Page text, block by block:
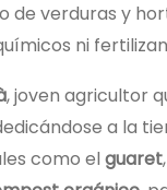
de verduras y
ni
, joven agricultor
a la
como el guaret